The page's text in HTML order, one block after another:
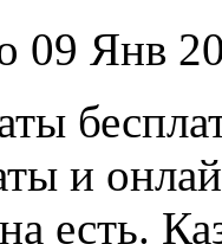
09 Янв
и
есть.